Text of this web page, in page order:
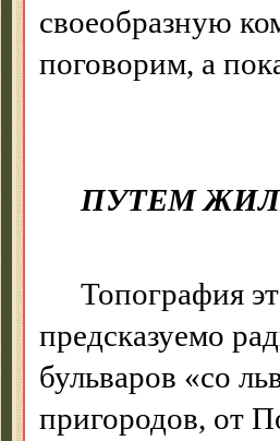
своеобразную
поговорим, а
ПУТЕМ
Топография
предсказуемо
бульваров «со
пригородов, от